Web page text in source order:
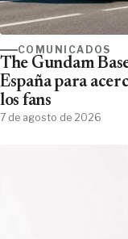
COMUNICADOS
The Gundam
España para
los fans
7 de agosto de 2026